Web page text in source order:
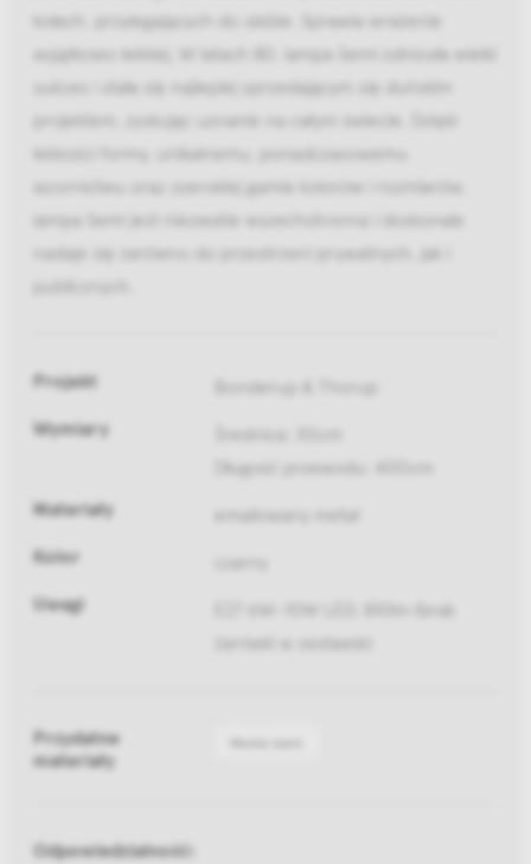
kołach, przylegających do siebie. Sprawia wrażenie
wyjątkowo lekkiej. W latach 80. lampa Semi odniosła wielki
sukces i stała się najlepiej sprzedającym się duńskim
projektem, zyskując uznanie na całym świecie. Dzięki
lekkości formy, unikalnemu, ponadczasowemu
wzornictwu oraz szerokiej gamie kolorów i rozmiarów,
lampa Semi jest niezwykle wszechstronna i doskonale
nadaje się zarówno do przestrzeni prywatnych, jak i
publicznych.
Projekt Bonderup & Thorup
Wymiary
Średnica: 30cm
Długość przewodu: 400cm
Materiały emaliowany metal
Kolor czarny
Uwagi
E27 6W-10W LED, 810lm (brak
żarówki w zestawie)
Przydatne
materiały
Media bank
Odpowiedzialność: